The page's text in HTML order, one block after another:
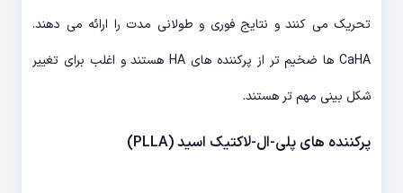
تحریک می کنند و نتایج فوری و طولانی مدت را ارائه می دهند.
CaHA ها ضخیم تر از پرکننده های HA هستند و اغلب برای تغییر
شکل بینی مهم تر هستند.
پرکننده های پلی-ال-لاکتیک اسید (PLLA)